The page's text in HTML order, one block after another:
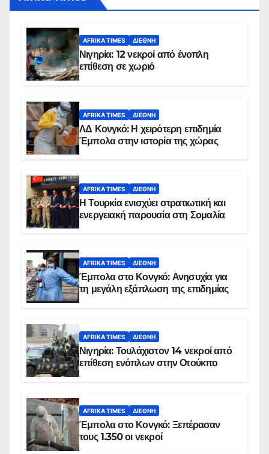
AFRIKA TIMES ΔΙΕΘΝΉ
Νιγηρία: 12 νεκροί από ένοπλη
επίθεση σε χωριό
AFRIKA TIMES ΔΙΕΘΝΉ
ΛΔ Κονγκό: Η χειρότερη επιδημία
Έμπολα στην ιστορία της χώρας
AFRIKA TIMES ΔΙΕΘΝΉ
Η Τουρκία ενισχύει στρατιωτική και
ενεργειακή παρουσία στη Σομαλία
AFRIKA TIMES ΔΙΕΘΝΉ
Έμπολα στο Κονγκό: Ανησυχία για
τη μεγάλη εξάπλωση της επιδημίας
AFRIKA TIMES ΔΙΕΘΝΉ
Νιγηρία: Τουλάχιστον 14 νεκροί από
επίθεση ενόπλων στην Οτούκπο
AFRIKA TIMES ΔΙΕΘΝΉ
Έμπολα στο Κονγκό: Ξεπέρασαν
τους 1.350 οι νεκροί